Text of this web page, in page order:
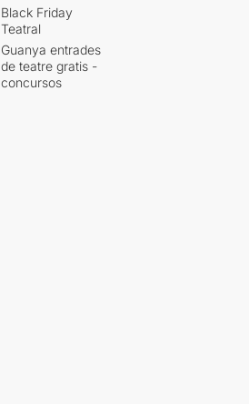
Black Friday
Teatral
Guanya entrades
de teatre gratis -
concursos